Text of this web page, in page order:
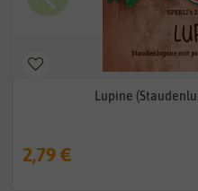
Lupine
2,79 €